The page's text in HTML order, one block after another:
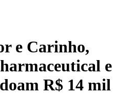
e Carinho,
e
R$ 14 mil